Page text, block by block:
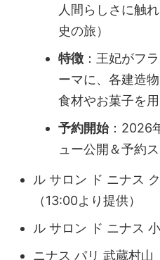
人間らしさに触
史の旅）
特徴 ：王妃がフ
ーマに、各建造
食材やお菓子を
予約開始：2026
ュー公開＆予約
ル サロン ド ニナス
（13:00より提供）
ル サロン ド ニナス
ニナス パリ 武蔵村山